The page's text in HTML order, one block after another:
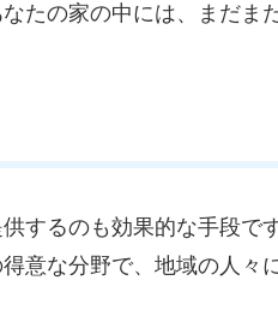
たの家の中には、まだま
するのも効果的な手段で
意な分野で、地域の人々